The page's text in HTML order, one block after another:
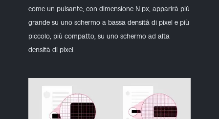
come un pulsante, con dimensione N px, apparirà più
grande su uno schermo a bassa densità di pixel e più
piccolo, più compatto, su uno schermo ad alta
densità di pixel.